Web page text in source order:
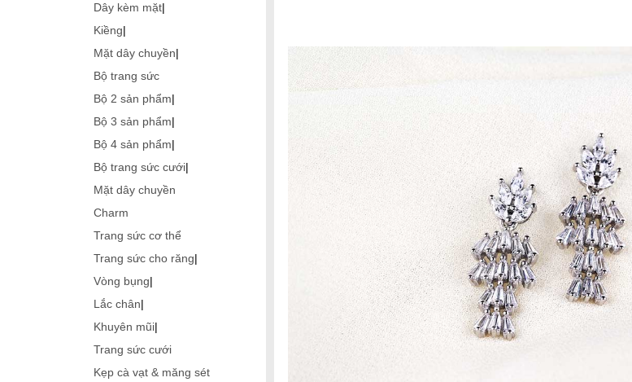
Dây kèm mặt|
Kiềng|
Mặt dây chuyền|
Bộ trang sức
Bộ 2 sản phẩm|
Bộ 3 sản phẩm|
Bộ 4 sản phẩm|
Bộ trang sức cưới|
Mặt dây chuyền
Charm
Trang sức cơ thể
Trang sức cho răng|
Vòng bụng|
Lắc chân|
Khuyên mũi|
Trang sức cưới
Kẹp cà vạt & măng sét